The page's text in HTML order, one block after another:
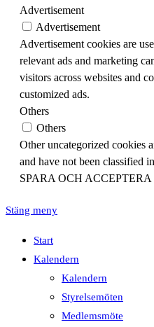
Advertisement
Advertisement
Advertisement cookies are
relevant ads and marketing
visitors across websites and
customized ads.
Others
Others
Other uncategorized cookies
and have not been classified
SPARA OCH ACCEPTERA
Stäng meny
Start
Kalendern
Kalendern
Styrelsemöten
Medlemsmöte